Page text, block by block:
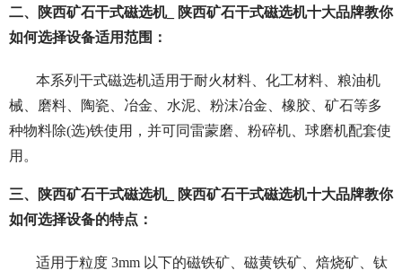
二、陕西矿石干式磁选机_ 陕西矿石干式磁选机十大品牌教你
如何选择设备适用范围：
本系列干式磁选机适用于耐火材料、化工材料、粮油机
械、磨料、陶瓷、冶金、水泥、粉沫冶金、橡胶、矿石等多
种物料除(选)铁使用，并可同雷蒙磨、粉碎机、球磨机配套使
用。
三、陕西矿石干式磁选机_ 陕西矿石干式磁选机十大品牌教你
如何选择设备的特点：
适用于粒度 3mm 以下的磁铁矿、磁黄铁矿、焙烧矿、钛